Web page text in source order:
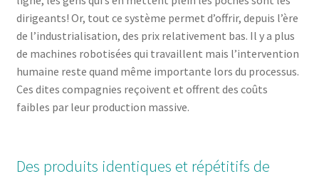
dirigeants! Or, tout ce système permet d’offrir, depuis l’ère
de l’industrialisation, des prix relativement bas. Il y a plus
de machines robotisées qui travaillent mais l’intervention
humaine reste quand même importante lors du processus.
Ces dites compagnies reçoivent et offrent des coûts
faibles par leur production massive.
Des produits identiques et répétitifs de